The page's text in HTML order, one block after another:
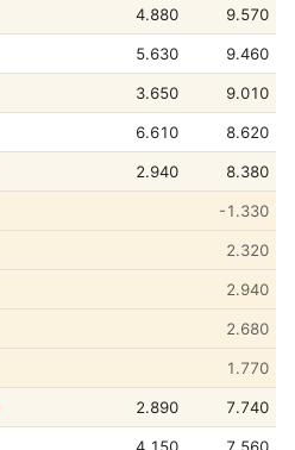
4.880 9.570
5.630 9.460
3.650 9.010
6.610 8.620
2.940 8.380
-1.330
2.320
2.940
2.680
1.770
2.890 7.740